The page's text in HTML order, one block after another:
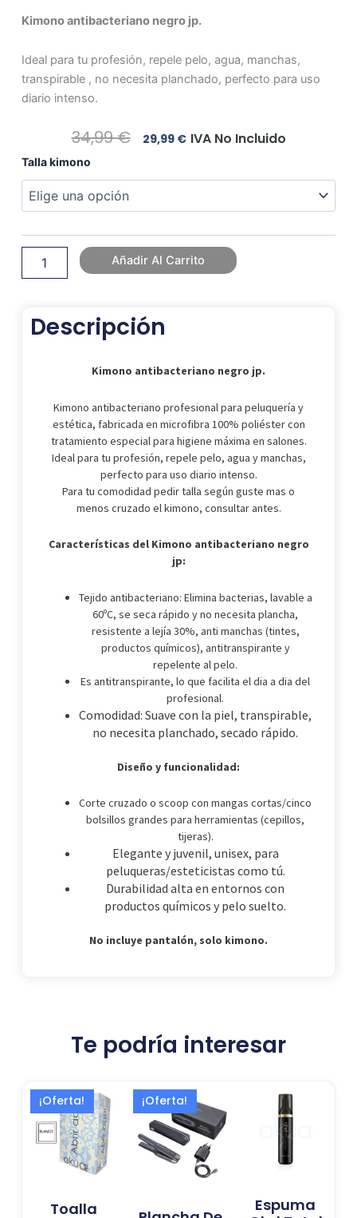
Kimono antibacteriano negro jp.
Ideal para tu profesión, repele pelo, agua, manchas,
transpirable , no necesita planchado, perfecto para uso
diario intenso.
34,99€ El
34,99 €.
29,99 €El
29,99 €.
IVA No Incluido
Talla kimono
Kimono
negro
Añadir Al Carrito
Descripción
Kimono antibacteriano negro jp.
Kimono antibacteriano profesional para peluquería y
estética, fabricada en microfibra 100% poliéster con
tratamiento especial para higiene máxima en salones.
Ideal para tu profesión, repele pelo, agua y manchas,
perfecto para uso diario intenso.
Para tu comodidad pedir talla según guste mas o
menos cruzado el kimono, consultar antes.
Características del Kimono antibacteriano negro
jp:
Tejido antibacteriano: Elimina bacterias, lavable a
60ºC, se seca rápido y no necesita plancha,
resistente a lejía 30%, anti manchas (tintes,
productos químicos), antitranspirante y
repelente al pelo.
Es antitranspirante, lo que facilita el dia a dia del
profesional.
Comodidad: Suave con la piel, transpirable,
no necesita planchado, secado rápido.
Diseño y funcionalidad:
Corte cruzado o scoop con mangas cortas/cinco
bolsillos grandes para herramientas (cepillos,
tijeras).
Elegante y juvenil, unisex, para
peluqueras/esteticistas como tú.
Durabilidad alta en entornos con
productos químicos y pelo suelto.
No incluye pantalón, solo kimono.
Te podría interesar
¡Oferta!
Toalla
El
precio
original
era:
30,99 €.
El
precio
actual
es:
27,99 €.
¡Oferta!
precio
original
era:
339,00 €.
precio
actual
es:
224,13 €.
Espuma